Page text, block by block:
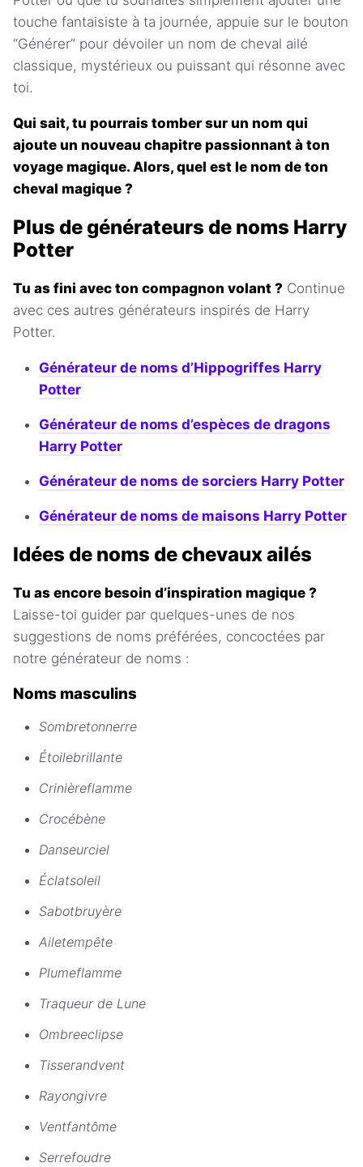
touche fantaisiste à ta journée, appuie sur le bouton
“Générer” pour dévoiler un nom de cheval ailé
classique, mystérieux ou puissant qui résonne avec
toi.
Qui sait, tu pourrais tomber sur un nom qui
ajoute un nouveau chapitre passionnant à ton
voyage magique. Alors, quel est le nom de ton
cheval magique ?
Plus de générateurs de noms Harry
Potter
Tu as fini avec ton compagnon volant ? Continue
avec ces autres générateurs inspirés de Harry
Potter.
Générateur de noms d’Hippogriffes Harry
Potter
Générateur de noms d’espèces de dragons
Harry Potter
Générateur de noms de sorciers Harry Potter
Générateur de noms de maisons Harry Potter
Idées de noms de chevaux ailés
Tu as encore besoin d’inspiration magique ?
Laisse-toi guider par quelques-unes de nos
suggestions de noms préférées, concoctées par
notre générateur de noms :
Noms masculins
Sombretonnerre
Étoilebrillante
Crinièreflamme
Crocébène
Danseurciel
Éclatsoleil
Sabotbruyère
Ailetempête
Plumeflamme
Traqueur de Lune
Ombreeclipse
Tisserandvent
Rayongivre
Ventfantôme
Serrefoudre